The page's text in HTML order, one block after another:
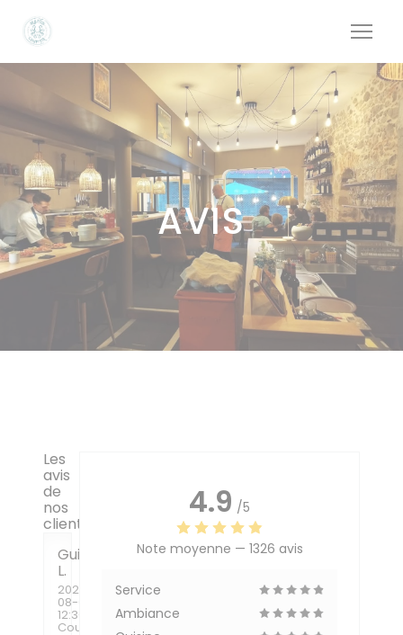
AVIS
Les
avis
de
nos
clients
Guillaume
L
2026-
08-04
12:30 -
Couverts
4.9 /5
Note moyenne — 1326 avis
Service
Ambiance